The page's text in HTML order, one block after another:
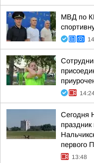
МВД по
Сегодня
праздник
первого
13:48